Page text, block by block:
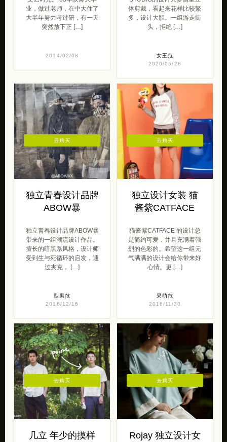
业，做过老师，在中大住了
大半年努力考过研，有一天
突然放下正 […]
2014/02/08
体剪裁，看起来花样比较繁
多，设计大胆。一组游走街
头，拒绝 […]
女王范
2020/05/28
独立青春设计品牌
ABOW暴
独立青春设计品牌ABOW暴
带来的一组潮流设计作品。
擅长的暗黑系风格，设计师
受到生与死循环的启发，通
过夹克， […]
型男范
2016/12/16
去购买
独立设计女装 猫
酱紫CATFACE
猫酱紫CATFACE 的设计总
是简约可爱，并且充满着强
烈的色彩的。希望这一组元
气满满的设计会给你带来好
心情。更 […]
呆萌范
2016/11/30
去购买
几立 年少的摸样
去购买
Rojay 独立设计女
去购买